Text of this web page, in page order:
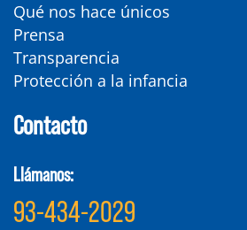
Qué nos hace únicos
Prensa
Transparencia
Protección a la infancia
Contacto
Llámanos:
93-434-2029